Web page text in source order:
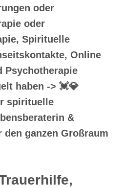
oder
oder
Spirituelle
Online
Psychotherapie
haben -> 💓️💎
spirituelle
&
den ganzen Großraum